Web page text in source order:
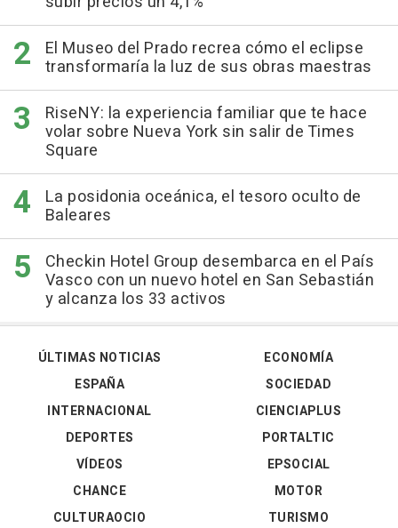
El Museo del Prado recrea cómo el eclipse
transformaría la luz de sus obras maestras
RiseNY: la experiencia familiar que te hace
volar sobre Nueva York sin salir de Times
Square
La posidonia oceánica, el tesoro oculto de
Baleares
Checkin Hotel Group desembarca en el País
Vasco con un nuevo hotel en San Sebastián
y alcanza los 33 activos
ÚLTIMAS NOTICIAS
ESPAÑA
INTERNACIONAL
DEPORTES
VÍDEOS
ECONOMÍA
SOCIEDAD
CIENCIAPLUS
PORTALTIC
EPSOCIAL
CHANCE
CULTURAOCIO
MOTOR
TURISMO